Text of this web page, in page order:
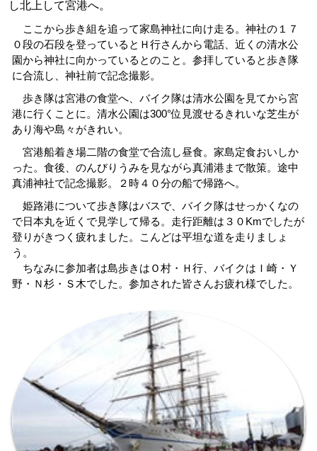
し北上して宮港へ。
ここから歩き組を追って家島神社に向け走る。神社の１７
０段の石段を登っているとＨ行さんから電話、近くの清水公
園から神社に向かっているとのこと。参拝していると歩き隊
に合流し、神社前で記念撮影。
歩き隊は宮港の食堂へ、バイク隊は清水公園を見てから宮
港に行くことに。清水公園は300°位見渡せるきれいな芝生が
あり海や島々がきれい。
宮港船着き場二階の食堂で合流し昼食。家島定食おいしか
った。食後、のんびりうみを見ながら真浦港まで散策。途中
真浦神社で記念撮影。２時４０分の船で帰路へ。
姫路港について歩き隊はバスで、バイク隊はせっかくなの
で日本丸を近くで見学して帰る。走行距離は３０Kmでしたが
登りがきつく疲れました。こんどは平坦な道を走りましょ
う。
ちなみに参加者は島歩きはＯ村・Ｈ行、バイクはＩ崎・Ｙ
野・Ｎ杉・Ｓ木でした。参加された皆さんお疲れ様でした。